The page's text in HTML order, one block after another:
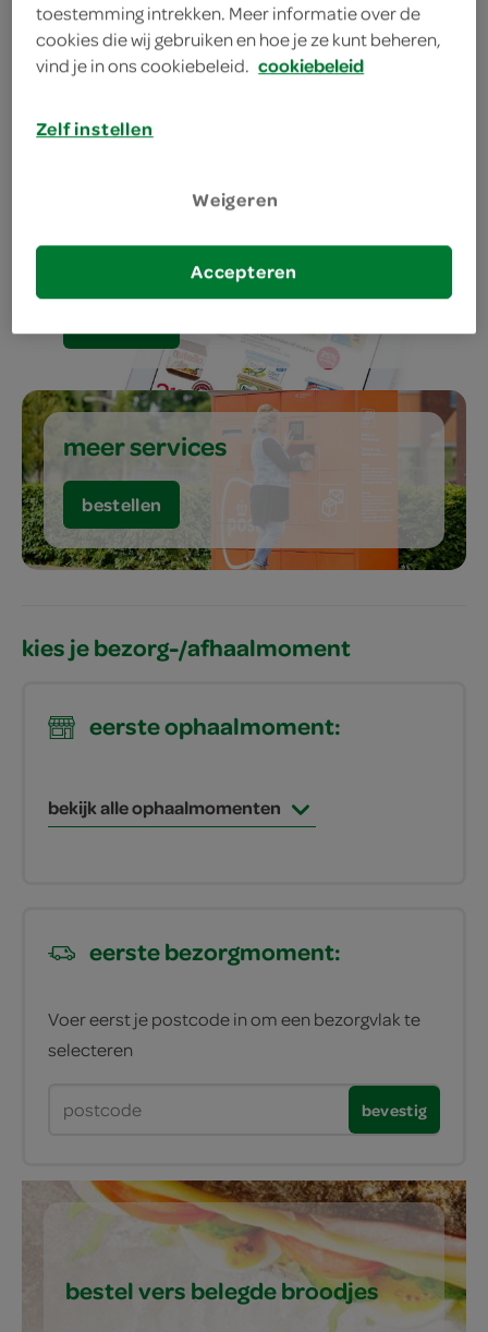
pizza's
bestellen
aanbiedingen
meer services
bestellen
kies je bezorg-/afhaalmoment
eerste ophaalmoment:
bekijk alle ophaalmomenten
eerste bezorgmoment:
Voer eerst je postcode in om een bezorgvlak te
selecteren
bevestig
bestel vers belegde broodjes
toestemming intrekken. Meer informatie over de
cookies die wij gebruiken en hoe je ze kunt beheren,
vind je in ons cookiebeleid. cookiebeleid
Zelf instellen
Weigeren
Accepteren